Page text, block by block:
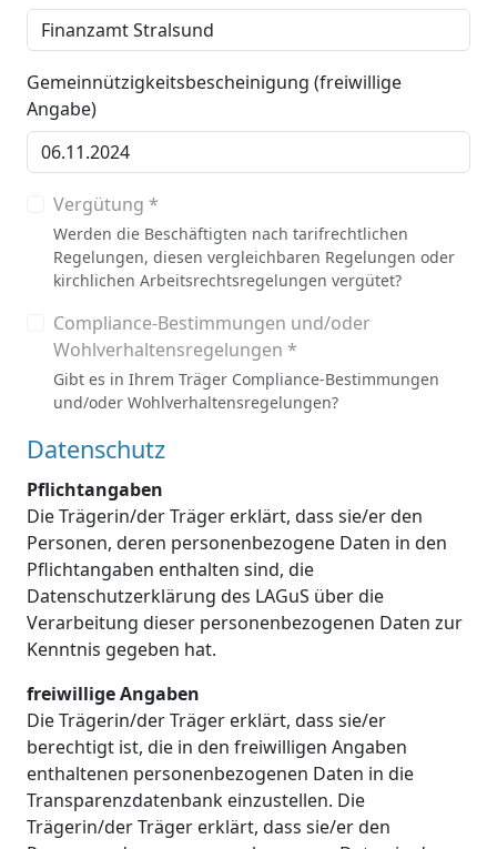
Gemeinnützigkeitsbescheinigung (freiwillige
Angabe)
Vergütung *
Werden die Beschäftigten nach tarifrechtlichen
Regelungen, diesen vergleichbaren Regelungen oder
kirchlichen Arbeitsrechtsregelungen vergütet?
Compliance-Bestimmungen und/oder
Wohlverhaltensregelungen *
Gibt es in Ihrem Träger Compliance-Bestimmungen
und/oder Wohlverhaltensregelungen?
Datenschutz
Pflichtangaben
Die Trägerin/der Träger erklärt, dass sie/er den
Personen, deren personenbezogene Daten in den
Pflichtangaben enthalten sind, die
Datenschutzerklärung des LAGuS über die
Verarbeitung dieser personenbezogenen Daten zur
Kenntnis gegeben hat.
freiwillige Angaben
Die Trägerin/der Träger erklärt, dass sie/er
berechtigt ist, die in den freiwilligen Angaben
enthaltenen personenbezogenen Daten in die
Transparenzdatenbank einzustellen. Die
Trägerin/der Träger erklärt, dass sie/er den